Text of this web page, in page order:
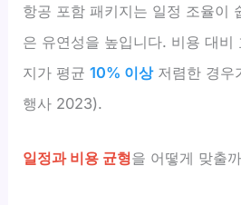
항공 포함 패키지는 일정 조율이
은 유연성을 높입니다. 비용 대비
지가 평균10% 이상저렴한 경우
행사 2023).
일정과 비용 균형을 어떻게 맞출